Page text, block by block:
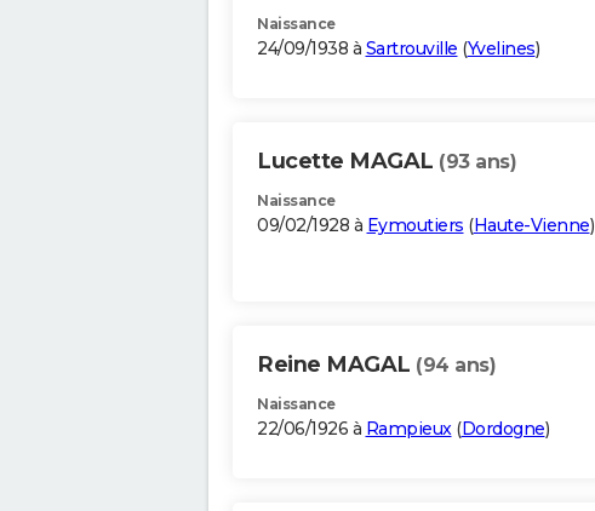
Naissance
24/09/1938 à Sartrouville (Yvelines)
Lucette MAGAL (93 ans)
Naissance
09/02/1928 à Eymoutiers (Haute-Vienne)
Reine MAGAL (94 ans)
Naissance
22/06/1926 à Rampieux(Dordogne)